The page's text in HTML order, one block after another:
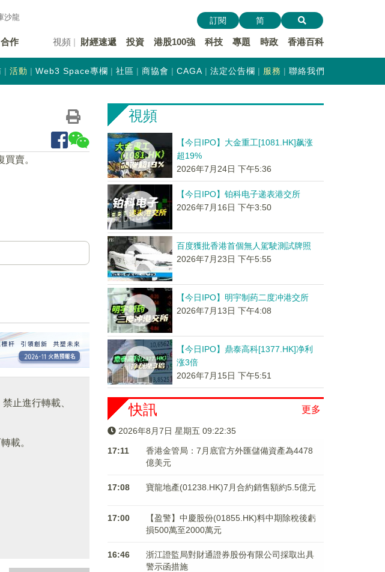
沙龍
合作 視頻 財經速遞 投資 港股100強 科技 專題 時政 香港百科
訂閱 简
活動 Web3 Space專欄 社區 商協會 CAGA 法定公告欄 服務 聯絡我們
賣。
止進行轉載、
載。
視頻
【今日IPO】大金重工[1081.HK]飙涨
超19%
2026年7月24日 下午5:36
【今日IPO】铂科电子递表港交所
2026年7月16日 下午3:50
百度獲批香港首個無人駕駛測試牌照
2026年7月23日 下午5:55
【今日IPO】明宇制药二度冲港交所
2026年7月13日 下午4:08
【今日IPO】鼎泰高科[1377.HK]净利
涨3倍
2026年7月15日 下午5:51
更多
快訊
2026年8月7日 星期五 09:22:35
17:11
香港金管局：7月底官方外匯儲備資產為4478
億美元
17:08 寶龍地產(01238.HK)7月合約銷售額約5.5億元
17:00
【盈警】中慶股份(01855.HK)料中期除稅後虧
損500萬至2000萬元
16:46
浙江證監局對財通證券股份有限公司採取出具
警示函措施